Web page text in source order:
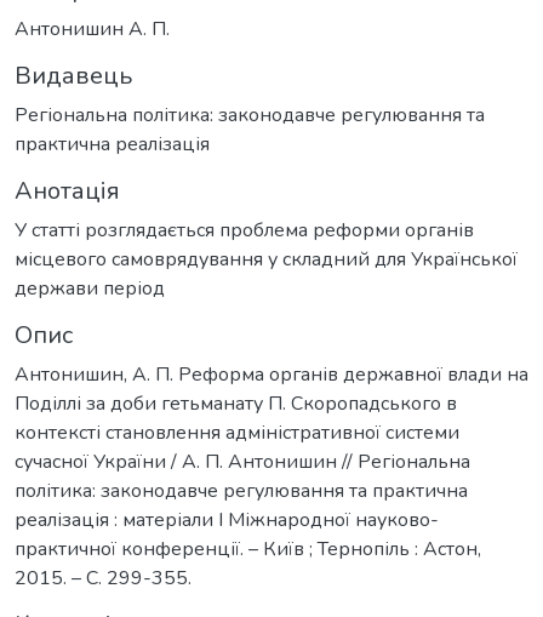
Антонишин А. П.
Видавець
Регіональна політика: законодавче регулювання та
практична реалізація
Анотація
У статті розглядається проблема реформи органів
місцевого самоврядування у складний для Української
держави період
Опис
Антонишин, А. П. Реформа органів державної влади на
Поділлі за доби гетьманату П. Скоропадського в
контексті становлення адміністративної системи
сучасної України / А. П. Антонишин // Регіональна
політика: законодавче регулювання та практична
реалізація : матеріали І Міжнародної науково-
практичної конференції. – Київ ; Тернопіль : Астон,
2015. – С. 299-355.